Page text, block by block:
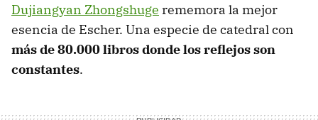
Dujiangyan Zhongshuge rememora la mejor
esencia de Escher. Una especie de catedral con
más de 80.000 libros donde los reflejos son
constantes.